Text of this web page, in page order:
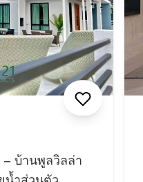
– บ้านพูลวิลล่า